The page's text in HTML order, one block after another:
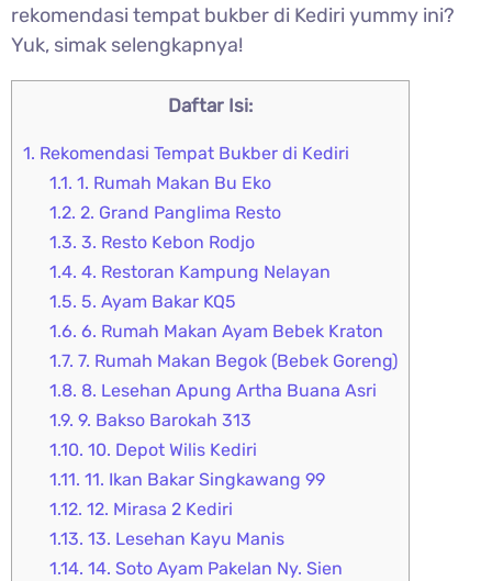
rekomendasi tempat bukber di Kediri yummy ini?
Yuk, simak selengkapnya!
Daftar Isi:
1. Rekomendasi Tempat Bukber di Kediri
1.1. 1. Rumah Makan Bu Eko
1.2. 2. Grand Panglima Resto
1.3. 3. Resto Kebon Rodjo
1.4. 4. Restoran Kampung Nelayan
1.5. 5. Ayam Bakar KQ5
1.6. 6. Rumah Makan Ayam Bebek Kraton
1.7. 7. Rumah Makan Begok (Bebek Goreng)
1.8. 8. Lesehan Apung Artha Buana Asri
1.9. 9. Bakso Barokah 313
1.10. 10. Depot Wilis Kediri
1.11. 11. Ikan Bakar Singkawang 99
1.12. 12. Mirasa 2 Kediri
1.13. 13. Lesehan Kayu Manis
1.14. 14. Soto Ayam Pakelan Ny. Sien